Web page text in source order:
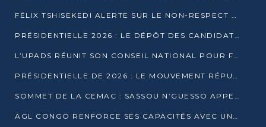
FÉLIX TSHISEKEDI ALERTE SUR LE NON-RESPECT DES ENGAGEMENTS DE PAIX APRÈS SA RENCONTRE AVEC D. SASSOU-NGUESSO
PRÉSIDENTIELLE 2026 : LE DÉPÔT DES CANDIDATURES OUVERT DU 29 JANVIER AU 12 FÉVRIER
L’UPADS RÉUNIT SON CONSEIL NATIONAL POUR FIXER SA LIGNE POLITIQUE À DEUX MOIS DE LA PRÉSIDENTIELLE
PRÉSIDENTIELLE DE 2026 : LE MOUVEMENT RÉPUBLICAIN DÉNONCE UNE CONVOCATION ÉLECTORALE « OPAQUE ET PRÉCIPITÉE »
SOMMET DE LA CEMAC : SASSOU N’GUESSO APPELLE À LA VIGILANCE FACE AUX RISQUES ÉCONOMIQUES
AGL CONGO RENFORCE SES CAPACITÉS AVEC UNE GRUE DE 250 TONNES